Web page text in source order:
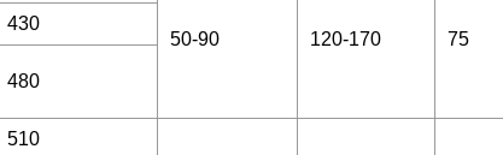
50-90 120-170 75
430
480
510